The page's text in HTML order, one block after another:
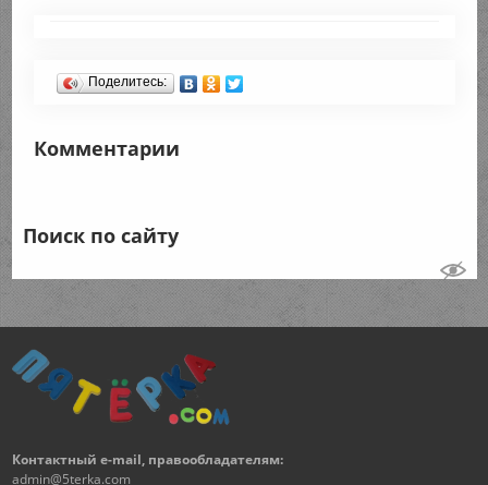
Поделитесь:
Комментарии
Поиск по сайту
Контактный e-mail, правообладателям:
admin@5terka.com